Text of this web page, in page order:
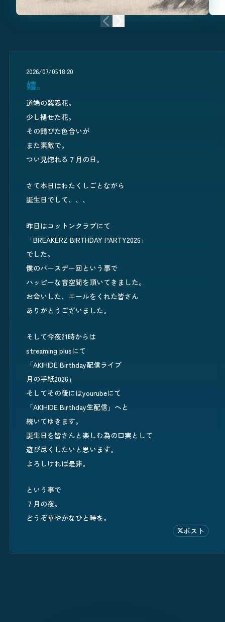
前のニュース
次のニュース
2026/07/05 18:20
嬉。
道端の紫陽花。
少し褪せた花。
その錆びた色合いが
また素敵で。
つい見惚れる７月の日。
さて本日はわたくしごとながら
誕生日でして、、、
昨日はコットンクラブにて
「BREAKERZ BIRTHDAY PARTY2026」
でした。
僕のバースデー回という事で
ハッピーな音空間を頂いてきました。
お会いした、エールをくれた皆さん
ありがとうございました。
そして今夜21時からは
streaming plusにて
「AKIHIDE Birthday配信ライブ
月の手紙2026」
そしてその後にはyourubeにて
「AKIHIDE Birthday生配信」へと
続いてゆきます。
誕生日を皆さんと楽しむ為の口実として
遊び尽くしたいと思います。
よろしければ是非。
という事で
７月の夜。
どうぞ華やかなひと時を。
ポスト